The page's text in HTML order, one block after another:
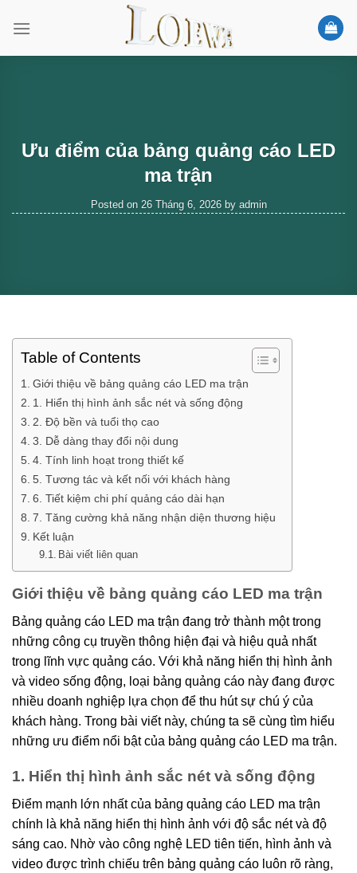
Ưu điểm của bảng quảng cáo LED
ma trận
Posted on 26 Tháng 6, 2026by admin
Table of Contents
Giới thiệu về bảng quảng cáo LED ma trận
1. Hiển thị hình ảnh sắc nét và sống động
2. Độ bền và tuổi thọ cao
3. Dễ dàng thay đổi nội dung
4. Tính linh hoạt trong thiết kế
5. Tương tác và kết nối với khách hàng
6. Tiết kiệm chi phí quảng cáo dài hạn
7. Tăng cường khả năng nhận diện thương hiệu
Kết luận
Bài viết liên quan
Giới thiệu về bảng quảng cáo LED ma trận
Bảng quảng cáo LED ma trận đang trở thành một trong
những công cụ truyền thông hiện đại và hiệu quả nhất
trong lĩnh vực quảng cáo. Với khả năng hiển thị hình ảnh
và video sống động, loại bảng quảng cáo này đang được
nhiều doanh nghiệp lựa chọn để thu hút sự chú ý của
khách hàng. Trong bài viết này, chúng ta sẽ cùng tìm hiểu
những ưu điểm nổi bật của bảng quảng cáo LED ma trận.
1. Hiển thị hình ảnh sắc nét và sống động
Điểm mạnh lớn nhất của bảng quảng cáo LED ma trận
chính là khả năng hiển thị hình ảnh với độ sắc nét và độ
sáng cao. Nhờ vào công nghệ LED tiên tiến, hình ảnh và
video được trình chiếu trên bảng quảng cáo luôn rõ ràng,